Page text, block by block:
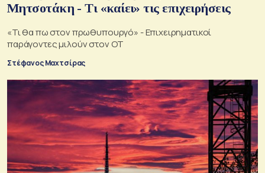
Μητσοτάκη - Tι «καίει» τις επιχειρήσεις
«Τι θα πω στον πρωθυπουργό» - Επιχειρηματικοί
παράγοντες μιλούν στον ΟΤ
Στέφανος Μαχτσίρας